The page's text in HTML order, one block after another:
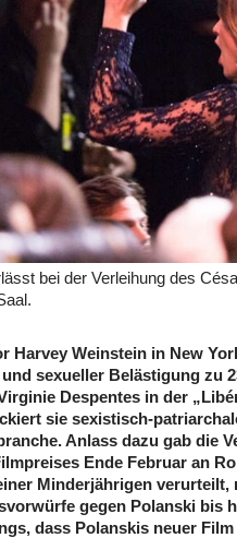
bei der Verleihung des
Harvey Weinstein in New
sexueller Belästigung zu
Despentes in der
sie sexistisch-
Anlass dazu gab die
Ende Februar an
Minderjährigen verurteilt,
gegen Polanski bis
dass Polanskis neuer Film